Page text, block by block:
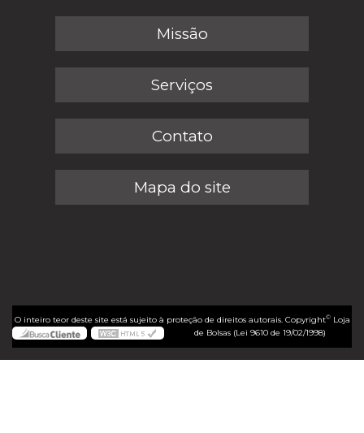
Missão
Serviços
Contato
Mapa do site
O inteiro teor deste site está sujeito à proteção de direitos autorais. Copyright©Loja
de Bolsas (Lei 9610 de 19/02/1998)